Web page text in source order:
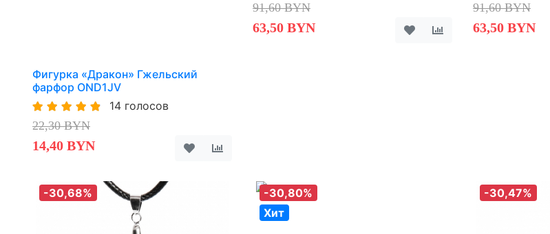
Фигурка «Дракон» Гжельский
фарфор OND1JV
14 голосов
22,30 BYN
14,40 BYN
91,60 BYN
63,50 BYN
91,60 BYN
63,50 BYN
-30,68%
-30,80%
Хит
-30,47%